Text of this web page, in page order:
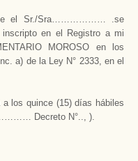
el Sr./Sra……………… .se
en el Registro a mi
MOROSO en los
a) de la Ley N° 2333, en el
los quince (15) días hábiles
Decreto N°.., ).